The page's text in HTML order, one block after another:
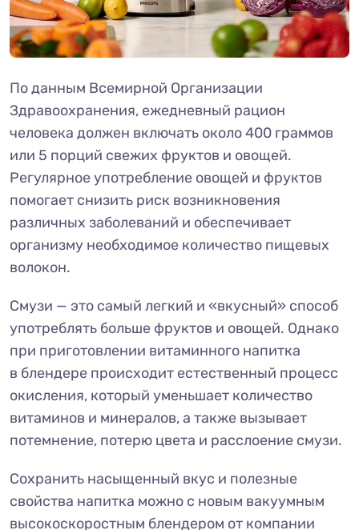
По данным Всемирной Организации
Здравоохранения, ежедневный рацион
человека должен включать около 400 граммов
или 5 порций свежих фруктов и овощей.
Регулярное употребление овощей и фруктов
помогает снизить риск возникновения
различных заболеваний и обеспечивает
организму необходимое количество пищевых
волокон.
Смузи — это самый легкий и «вкусный» способ
употреблять больше фруктов и овощей. Однако
при приготовлении витаминного напитка
в блендере происходит естественный процесс
окисления, который уменьшает количество
витаминов и минералов, а также вызывает
потемнение, потерю цвета и расслоение смузи.
Сохранить насыщенный вкус и полезные
свойства напитка можно с новым вакуумным
высокоскоростным блендером от компании